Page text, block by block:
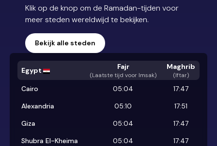
Klik op de knop om de Ramadan-tijden voor
meer steden wereldwijd te bekijken.
Bekijk alle steden
Egypt Fajr
(Laatste tijd voor Imsak)
Maghrib
(Iftar)
Cairo 05:04
17:47
Alexandria
05:10
17:51
Giza
05:04
17:47
Shubra El-Kheima
05:04
17:47